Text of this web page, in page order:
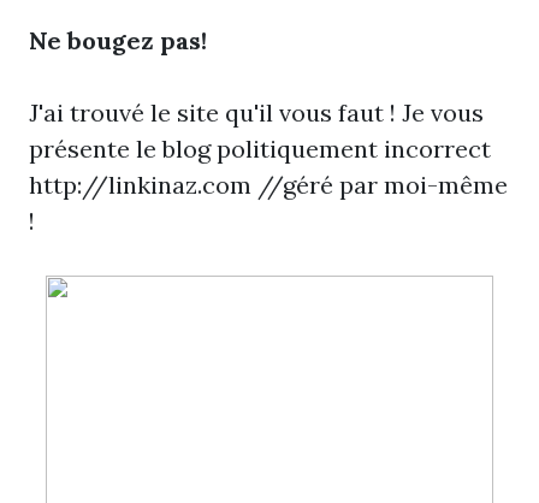
Ne bougez pas!
J'ai trouvé le site qu'il vous faut ! Je vous
présente le blog politiquement incorrect
http://linkinaz.com //géré par moi-même
!